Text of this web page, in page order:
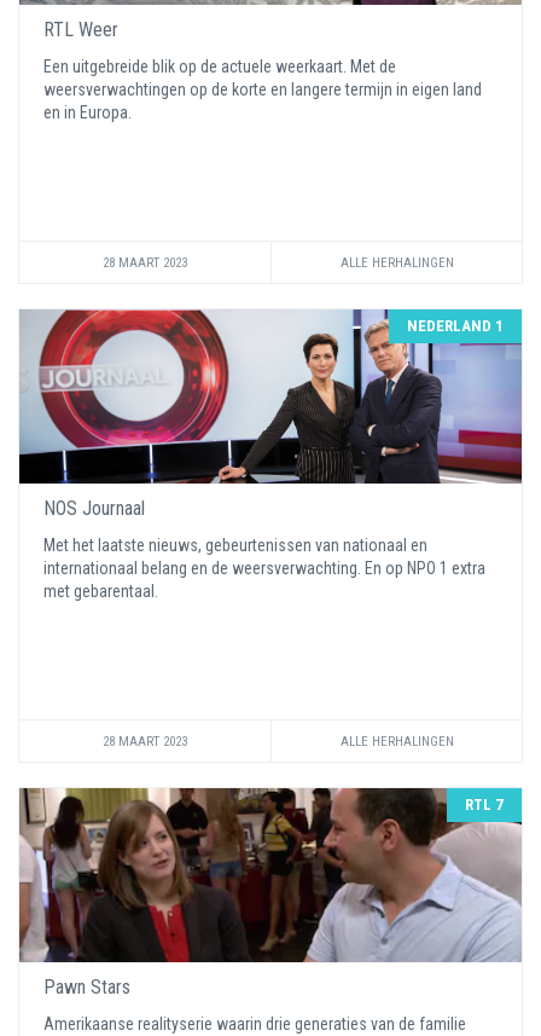
RTL Weer
Een uitgebreide blik op de actuele weerkaart. Met de
weersverwachtingen op de korte en langere termijn in eigen land
en in Europa.
28 MAART 2023 ALLE HERHALINGEN
NEDERLAND 1
NOS Journaal
Met het laatste nieuws, gebeurtenissen van nationaal en
internationaal belang en de weersverwachting. En op NPO 1 extra
met gebarentaal.
28 MAART 2023 ALLE HERHALINGEN
RTL 7
Pawn Stars
Amerikaanse realityserie waarin drie generaties van de familie